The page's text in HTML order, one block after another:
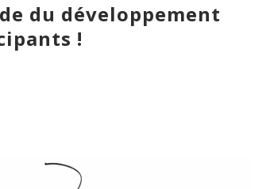
du développement
!